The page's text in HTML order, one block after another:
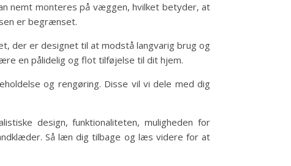
nemt monteres på væggen, hvilket betyder, at
er begrænset.
der er designet til at modstå langvarig brug og
en pålidelig og flot tilføjelse til dit hjem.
og rengøring. Disse vil vi dele med dig
design, funktionaliteten, muligheden for
Så læn dig tilbage og læs videre for at